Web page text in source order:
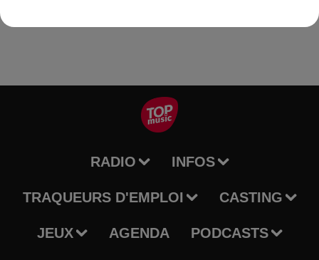
RADIO INFOS
TRAQUEURS D'EMPLOI CASTING
JEUX AGENDA PODCASTS